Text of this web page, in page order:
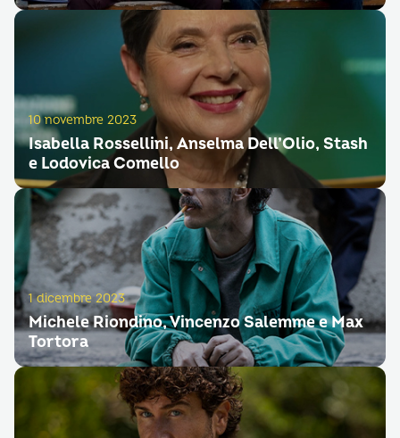
10 novembre 2023
Isabella Rossellini, Anselma Dell’Olio, Stash
e Lodovica Comello
1 dicembre 2023
Michele Riondino, Vincenzo Salemme e Max
Tortora